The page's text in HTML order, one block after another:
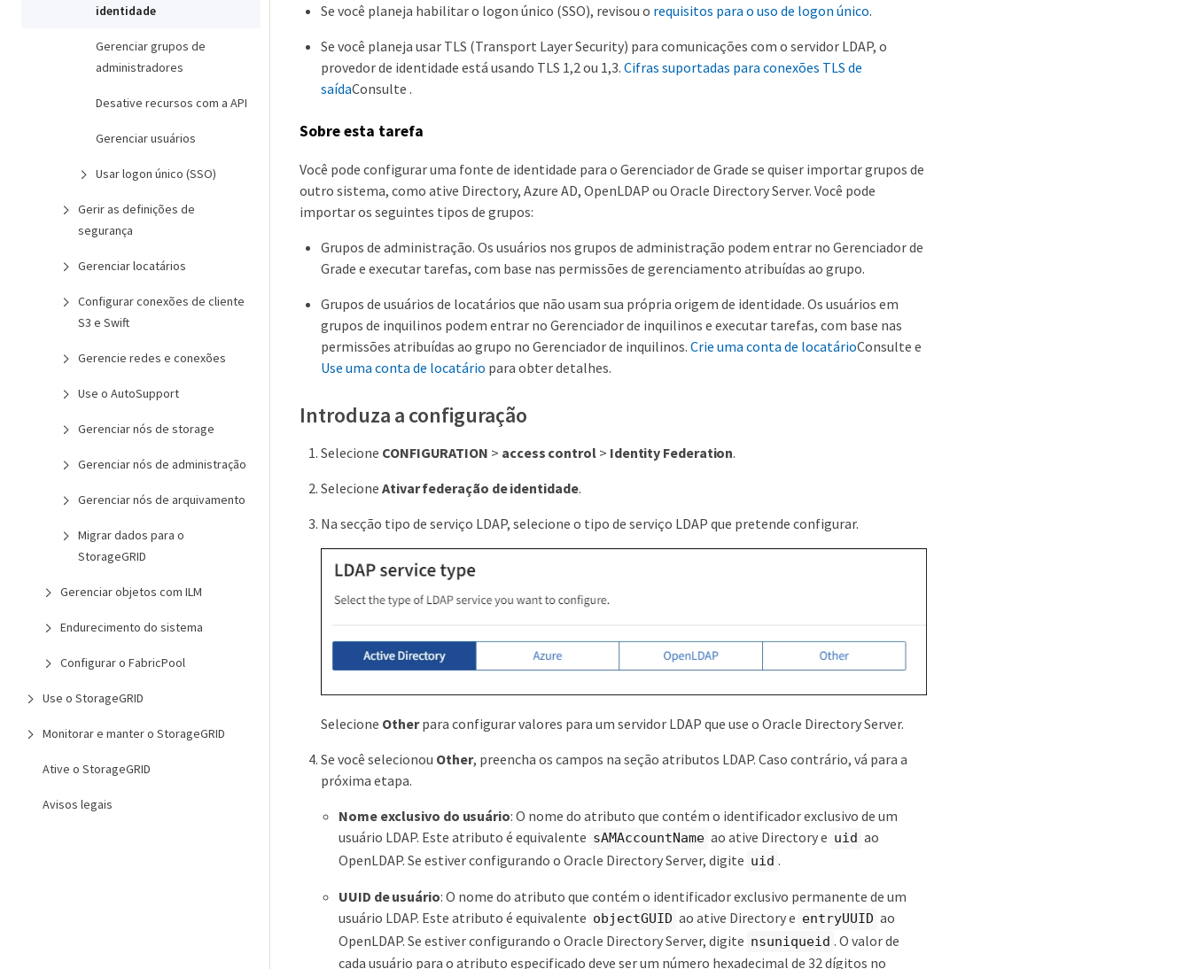
identidade
Gerenciar grupos de
administradores
Desative recursos com a API
Gerenciar usuários
Usar logon único (SSO)
Gerir as definições de
segurança
Gerenciar locatários
Configurar conexões de cliente
S3 e Swift
Gerencie redes e conexões
Use o AutoSupport
Gerenciar nós de storage
Gerenciar nós de administração
Gerenciar nós de arquivamento
Migrar dados para o
StorageGRID
Gerenciar objetos com ILM
Endurecimento do sistema
Configurar o FabricPool
Use o StorageGRID
Monitorar e manter o StorageGRID
Ative o StorageGRID
Avisos legais
Se você planeja habilitar o logon único (SSO), revisou o requisitos para o uso de logon único.
Se você planeja usar TLS (Transport Layer Security) para comunicações com o servidor LDAP, o
provedor de identidade está usando TLS 1,2 ou 1,3. Cifras suportadas para conexões TLS de
saídaConsulte .
Sobre esta tarefa
Você pode configurar uma fonte de identidade para o Gerenciador de Grade se quiser importar grupos de
outro sistema, como ative Directory, Azure AD, OpenLDAP ou Oracle Directory Server. Você pode
importar os seguintes tipos de grupos:
Grupos de administração. Os usuários nos grupos de administração podem entrar no Gerenciador de
Grade e executar tarefas, com base nas permissões de gerenciamento atribuídas ao grupo.
Grupos de usuários de locatários que não usam sua própria origem de identidade. Os usuários em
grupos de inquilinos podem entrar no Gerenciador de inquilinos e executar tarefas, com base nas
permissões atribuídas ao grupo no Gerenciador de inquilinos. Crie uma conta de locatárioConsulte e
Use uma conta de locatário para obter detalhes.
Introduza a configuração
Selecione CONFIGURATION > access control> Identity Federation.
Selecione Ativar federação de identidade.
Na secção tipo de serviço LDAP, selecione o tipo de serviço LDAP que pretende configurar.
Selecione Otherpara configurar valores para um servidor LDAP que use o Oracle Directory Server.
Se você selecionou Other, preencha os campos na seção atributos LDAP. Caso contrário, vá para a
próxima etapa.
Nome exclusivo do usuário: O nome do atributo que contém o identificador exclusivo de um
usuário LDAP. Este atributo é equivalente sAMAccountName ao ative Directory e uid ao
OpenLDAP. Se estiver configurando o Oracle Directory Server, digite uid .
UUID de usuário: O nome do atributo que contém o identificador exclusivo permanente de um
usuário LDAP. Este atributo é equivalente objectGUID ao ative Directory e entryUUID ao
OpenLDAP. Se estiver configurando o Oracle Directory Server, digite nsuniqueid . O valor de
cada usuário para o atributo especificado deve ser um número hexadecimal de 32 dígitos no